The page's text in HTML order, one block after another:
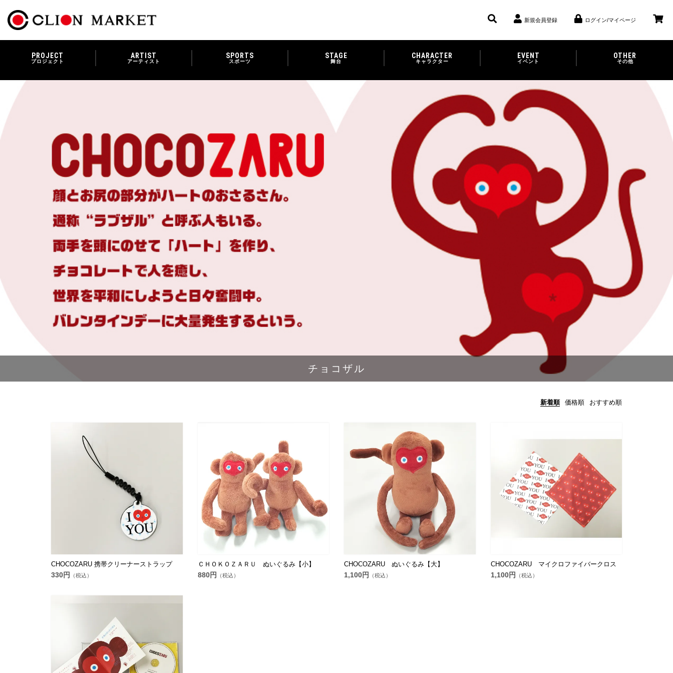
新規会員登録 ログイン/マイページ
PROJECT
プロジェクト
ARTIST
アーティスト
SPORTS
スポーツ
STAGE
舞台
CHARACTER
キャラクター
EVENT
イベント
OTHER
その他
チョコザル
新着順 価格順 おすすめ順
CHOCOZARU 携帯クリーナーストラップ
330円 （税込）
ＣＨＯＫＯＺＡＲＵ ぬいぐるみ【小】
880円 （税込）
CHOCOZARU ぬいぐるみ【大】
1,100円 （税込）
CHOCOZARU マイクロファイバークロス
1,100円 （税込）